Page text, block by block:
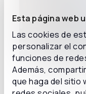
Esta página web
Las cookies de
personalizar el
funciones de
Además,
que haga del sitio
De la teoría
Inconcert